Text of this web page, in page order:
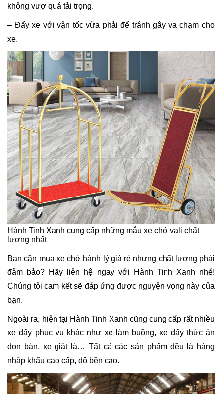
không vượ quá tải trọng.
– Đẩy xe với vận tốc vừa phải để tránh gây va chạm cho
xe.
Hành Tinh Xanh cung cấp những mẫu xe chở vali chất
lượng nhất
Bạn cần mua xe chở hành lý giá rẻ nhưng chất lượng phải
đảm bảo? Hãy liên hệ ngay với Hành Tinh Xanh nhé!
Chúng tôi cam kết sẽ đáp ứng được nguyện vọng này của
bạn.
Ngoài ra, hiện tại Hành Tinh Xanh cũng cung cấp rất nhiều
xe đẩy phục vụ khác như xe làm buồng, xe đẩy thức ăn
dọn bàn, xe giặt là… Tất cả các sản phẩm đều là hàng
nhập khẩu cao cấp, độ bền cao.